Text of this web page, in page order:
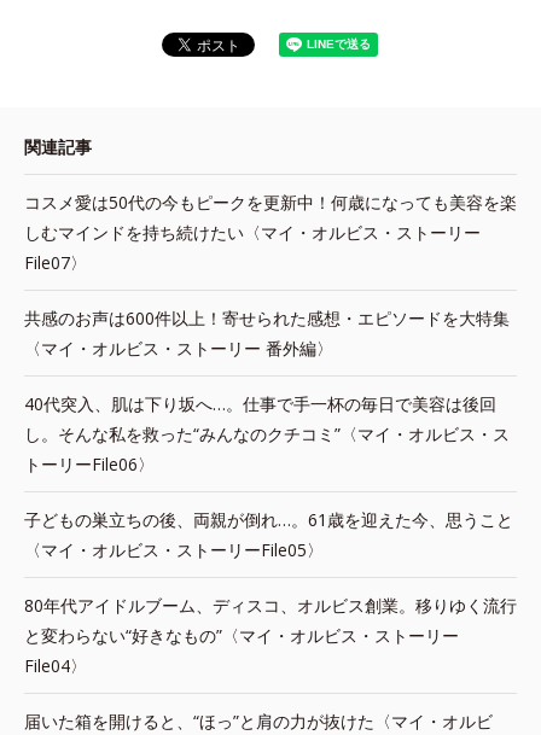
関連記事
コスメ愛は50代の今もピークを更新中！何歳になっても美容を楽
しむマインドを持ち続けたい〈マイ・オルビス・ストーリー
File07〉
共感のお声は600件以上！寄せられた感想・エピソードを大特集
〈マイ・オルビス・ストーリー 番外編〉
40代突入、肌は下り坂へ…。仕事で手一杯の毎日で美容は後回
し。そんな私を救った“みんなのクチコミ”〈マイ・オルビス・ス
トーリーFile06〉
子どもの巣立ちの後、両親が倒れ…。61歳を迎えた今、思うこと
〈マイ・オルビス・ストーリーFile05〉
80年代アイドルブーム、ディスコ、オルビス創業。移りゆく流行
と変わらない“好きなもの”〈マイ・オルビス・ストーリー
File04〉
届いた箱を開けると、“ほっ”と肩の力が抜けた〈マイ・オルビ